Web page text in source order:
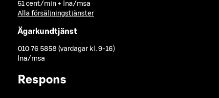
51 cent/min + lna/msa
Alla försäljningstjänster
Ägarkundtjänst
010 76 5858 (vardagar kl. 9-16)
lna/msa
Respons